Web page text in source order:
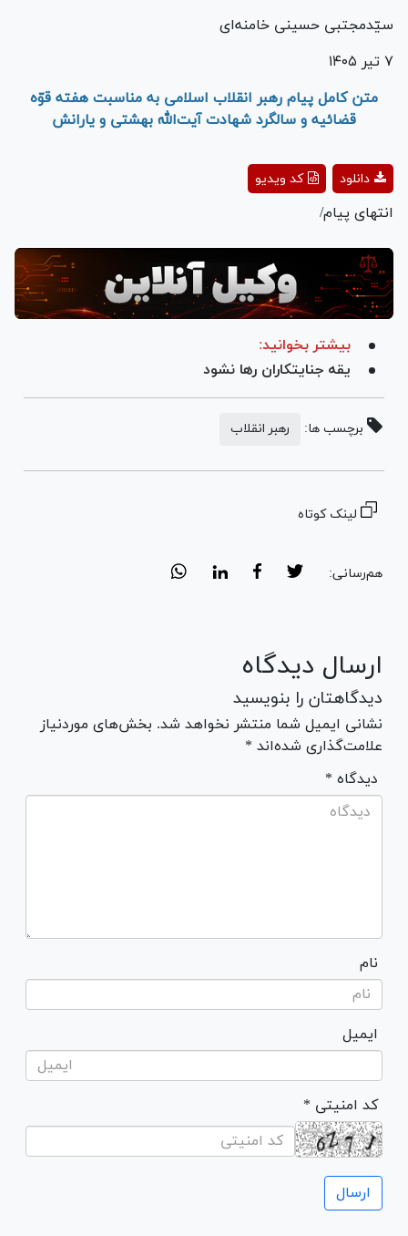
سیّدمجتبی حسینی خامنه‌ای
۷ تیر ۱۴۰۵
متن کامل پیام رهبر انقلاب اسلامی به مناسبت هفته قوّه
قضائیه و سالگرد شهادت آیت‌الله بهشتی و یارانش
Playکد ویدیو دانلود
انتهای پیام/
بیشتر بخوانید:
یقه جنایتکاران رها نشود
برچسب ها: رهبر انقلاب
لینک کوتاه
هم‌رسانی:
ارسال دیدگاه
دیدگاهتان را بنویسید
نشانی ایمیل شما منتشر نخواهد شد. بخش‌های موردنیاز
علامت‌گذاری شده‌اند *
* دیدگاه
نام
ایمیل
* کد امنیتی